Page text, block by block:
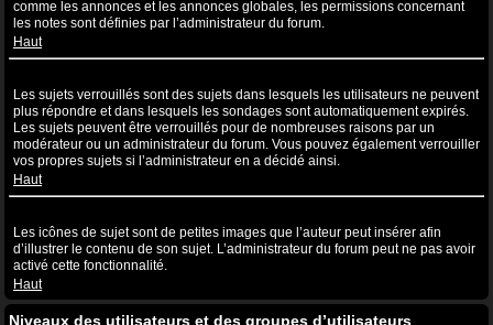
comme les annonces et les annonces globales, les permissions concernant
les notes sont définies par l’administrateur du forum.
Haut
Les sujets verrouillés sont des sujets dans lesquels les utilisateurs ne peuvent
plus répondre et dans lesquels les sondages sont automatiquement expirés.
Les sujets peuvent être verrouillés pour de nombreuses raisons par un
modérateur ou un administrateur du forum. Vous pouvez également verrouiller
vos propres sujets si l’administrateur en a décidé ainsi.
Haut
Les icônes de sujet sont de petites images que l’auteur peut insérer afin
d’illustrer le contenu de son sujet. L’administrateur du forum peut ne pas avoir
activé cette fonctionnalité.
Haut
Niveaux des utilisateurs et des groupes d’utilisateurs